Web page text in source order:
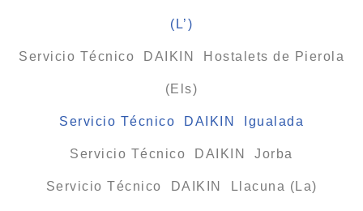
(L’)
Servicio Técnico DAIKIN Hostalets de Pierola
(Els)
Servicio Técnico DAIKIN Igualada
Servicio Técnico DAIKIN Jorba
Servicio Técnico DAIKIN Llacuna (La)